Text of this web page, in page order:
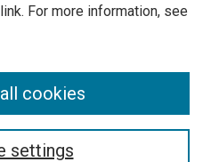
link. For more information, see
settings
cookies